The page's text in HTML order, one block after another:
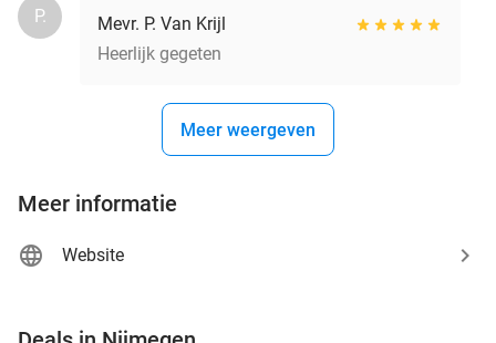
P.
Mevr. P. Van Krijl
Heerlijk gegeten
Meer weergeven
Meer informatie
Website